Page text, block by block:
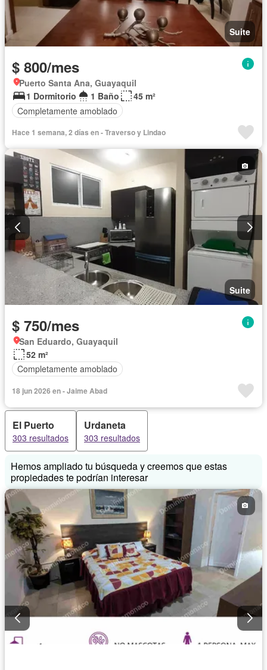
Suite
$ 800/mes
Puerto Santa Ana, Guayaquil
1 Dormitorio
1 Baño
45 m²
Completamente amoblado
Hace 1 semana, 2 días en - Traverso y Lindao
Suite
$ 750/mes
San Eduardo, Guayaquil
52 m²
Completamente amoblado
18 jun 2026 en - Jaime Abad
El Puerto
303 resultados
Urdaneta
303 resultados
Hemos ampliado tu búsqueda y creemos que estas
propiedades te podrían interesar